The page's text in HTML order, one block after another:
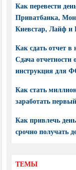
Как перевести
Приватбанка,
Киевстар, Лайф и
Как сдать отчет
Сдача отчетности
инструкция для
Как стать
заработать
Как привлечь
срочно получать
ТЕМЫ